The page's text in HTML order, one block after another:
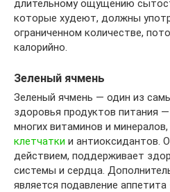
длительному ощущению
которые худеют, должны
ограниченном количестве,
калорийно.
Зеленый ячмень
Зеленый ячмень — один из
здоровья продуктов питания
многих витаминов и
клетчатки и антиоксидантов.
действием, поддерживает
системы и сердца.
является подавление